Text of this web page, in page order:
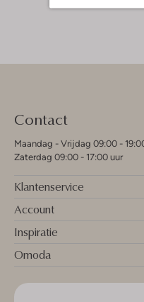
Contact
Maandag - Vrijdag 09:00 -
Zaterdag 09:00 - 17:00 uur
Klantenservice
Account
Inspiratie
Omoda